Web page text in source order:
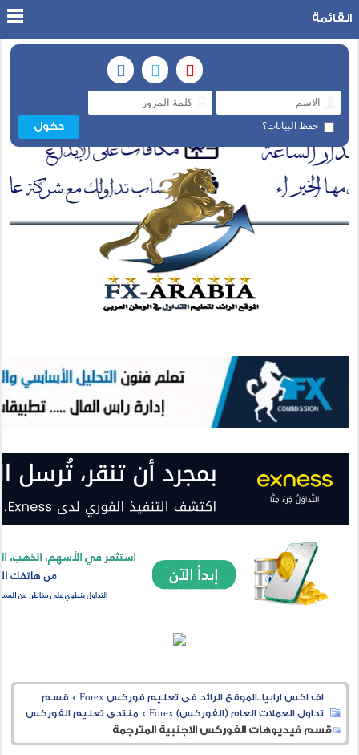
حفظ البيانات؟
القائمة
اف اكس ارابيا..الموقع الرائد فى تعليم فوركس Forex > قسم
تداول العملات العام (الفوركس) Forex
> منتدى تعليم الفوركس
قسم فيديوهات الفوركس الاجنبية المترجمة